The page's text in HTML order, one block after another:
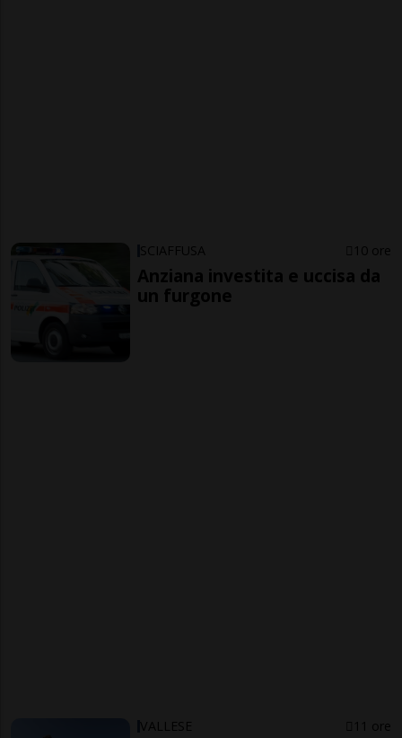
SCIAFFUSA 10 ore
Anziana investita e uccisa da
un furgone
VALLESE 11 ore